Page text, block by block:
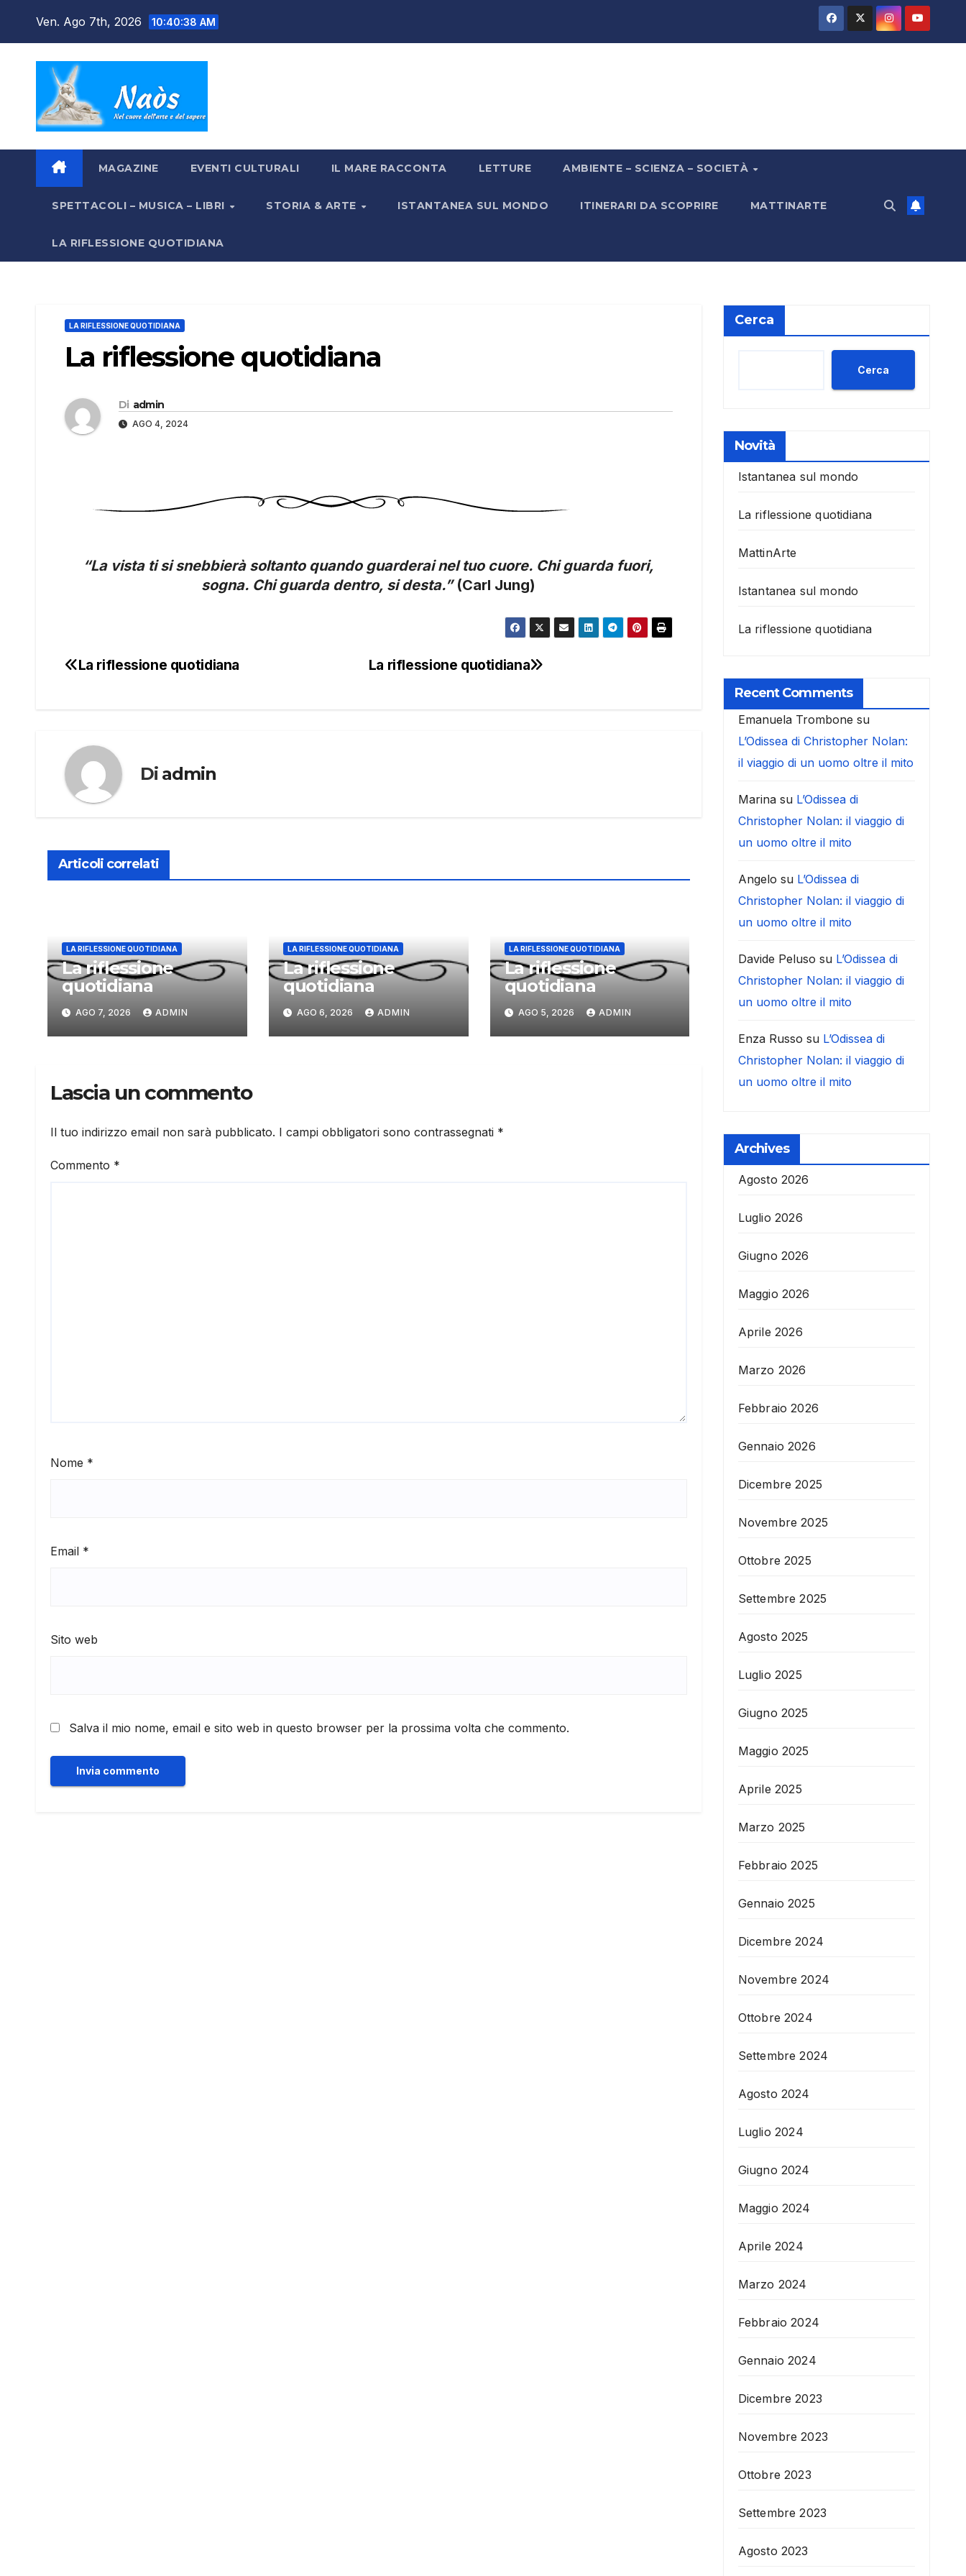
Ven. Ago 7th, 2026 10:40:38 AM
MAGAZINE EVENTI CULTURALI IL MARE RACCONTA LETTURE AMBIENTE – SCIENZA – SOCIETÀ
SPETTACOLI – MUSICA – LIBRI STORIA & ARTE ISTANTANEA SUL MONDO ITINERARI DA SCOPRIRE MATTINARTE
LA RIFLESSIONE QUOTIDIANA
LA RIFLESSIONE QUOTIDIANA
La riflessione quotidiana
Di admin
AGO 4, 2024
“La vista ti si snebbierà soltanto quando guarderai nel tuo cuore. Chi guarda fuori,
sogna. Chi guarda dentro, si desta.”(Carl Jung)
Navigazione
La riflessione quotidiana
La riflessione quotidiana
Di admin
Articoli correlati
LA RIFLESSIONE QUOTIDIANA
La riflessione
quotidiana
AGO 7, 2026 ADMIN
LA RIFLESSIONE QUOTIDIANA
La riflessione
quotidiana
AGO 6, 2026 ADMIN
LA RIFLESSIONE QUOTIDIANA
La riflessione
quotidiana
AGO 5, 2026 ADMIN
Lascia un commento
Il tuo indirizzo email non sarà pubblicato. I campi obbligatori sono contrassegnati *
Commento *
Nome *
Email *
Sito web
Salva il mio nome, email e sito web in questo browser per la prossima volta che commento.
Cerca
Cerca
Novità
Istantanea sul mondo
La riflessione quotidiana
MattinArte
Istantanea sul mondo
La riflessione quotidiana
Recent Comments
Emanuela Trombone su
L’Odissea di Christopher Nolan:
il viaggio di un uomo oltre il mito
Marinasu L’Odissea di
Christopher Nolan: il viaggio di
un uomo oltre il mito
Angelo su L’Odissea di
Christopher Nolan: il viaggio di
un uomo oltre il mito
Davide Peluso su L’Odissea di
Christopher Nolan: il viaggio di
un uomo oltre il mito
Enza Russo su L’Odissea di
Christopher Nolan: il viaggio di
un uomo oltre il mito
Archives
Agosto 2026
Luglio 2026
Giugno 2026
Maggio 2026
Aprile 2026
Marzo 2026
Febbraio 2026
Gennaio 2026
Dicembre 2025
Novembre 2025
Ottobre 2025
Settembre 2025
Agosto 2025
Luglio 2025
Giugno 2025
Maggio 2025
Aprile 2025
Marzo 2025
Febbraio 2025
Gennaio 2025
Dicembre 2024
Novembre 2024
Ottobre 2024
Settembre 2024
Agosto 2024
Luglio 2024
Giugno 2024
Maggio 2024
Aprile 2024
Marzo 2024
Febbraio 2024
Gennaio 2024
Dicembre 2023
Novembre 2023
Ottobre 2023
Settembre 2023
Agosto 2023